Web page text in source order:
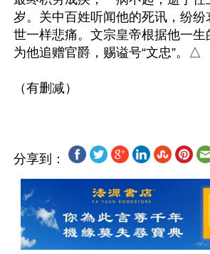
岁。关中百姓听闻他的死讯，纷
世一样悲痛。文宗皇帝根据他一生
为他追赠官爵，赐谥号“文忠”。△
分享到：